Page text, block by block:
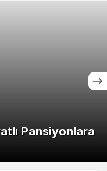
Pansiyonlara